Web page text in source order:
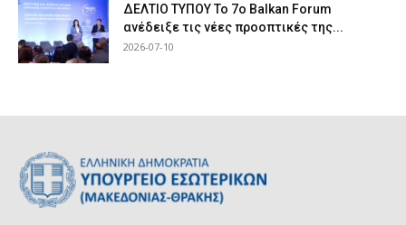
ΔΕΛΤΙΟ ΤΥΠΟΥ Το 7ο Balkan Forum
ανέδειξε τις νέες προοπτικές της...
2026-07-10